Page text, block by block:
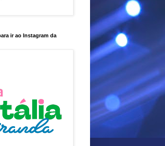
ir ao Instagram da